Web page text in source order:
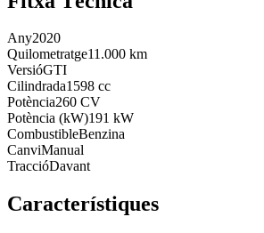
Any2020
Quilometratge11.000 km
VersióGTI
Cilindrada1598 cc
Potència260 CV
Potència (kW)191 kW
CombustibleBenzina
CanviManual
TraccióDavant
Característiques